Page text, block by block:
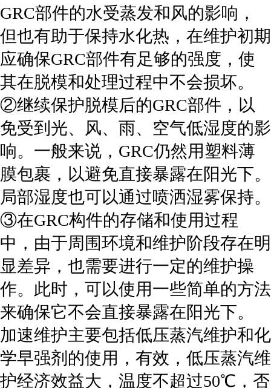
GRC部件的水受蒸发和风的影响，
但也有助于保持水化热，在维护初期
应确保GRC部件有足够的强度，使
其在脱模和处理过程中不会损坏。
②继续保护脱模后的GRC部件，以
免受到光、风、雨、空气低湿度的影
响。一般来说，GRC仍然用塑料薄
膜包裹，以避免直接暴露在阳光下。
局部湿度也可以通过喷洒湿雾保持。
③在GRC构件的存储和使用过程
中，由于周围环境和维护阶段存在明
显差异，也需要进行一定的维护操
作。此时，可以使用一些简单的方法
来确保它不会直接暴露在阳光下。
加速维护主要包括低压蒸汽维护和化
学早强剂的使用，有效，低压蒸汽维
护经济效益大，温度不超过50℃，否